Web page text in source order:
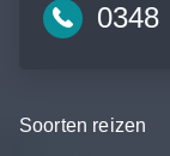
0348
Soorten reizen